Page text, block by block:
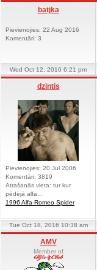
batjka
Pievienojies: 22 Aug 2016
Komentāri: 3
Wed Oct 12, 2016 6:21 pm
dzintis
Pievienojies: 20 Jul 2006
Komentāri: 3819
Atrašanās vieta: tur kur
pēdējā alfa...
1996 Alfa-Romeo Spider
Tue Oct 18, 2016 10:38 am
AMV
Member of